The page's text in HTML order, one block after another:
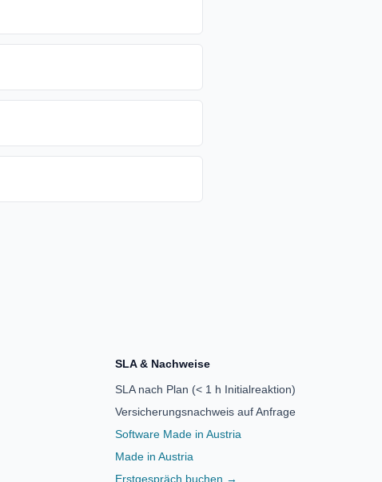
SLA & Nachweise
SLA nach Plan (< 1 h Initialreaktion)
Versicherungsnachweis auf Anfrage
Software Made in Austria
Made in Austria
Erstgespräch buchen →